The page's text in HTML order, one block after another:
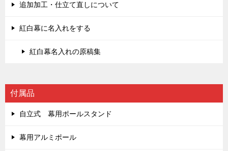
追加加工・仕立て直しについて
紅白幕に名入れをする
紅白幕名入れの原稿集
付属品
自立式 幕用ポールスタンド
幕用アルミポール